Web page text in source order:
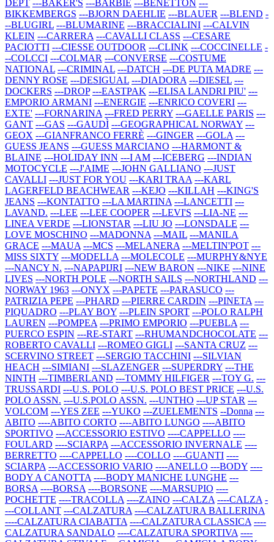
DEPT ---BAKER'S ---BARBIE ---BENETTON ---
BIKKEMBERGS ---BJORN DAEHLIE ---BLAUER ---BLEND -
--BLUGIRL ---BLUMARINE ---BRACCIALINI ---CALVIN
KLEIN ---CARRERA ---CAVALLI CLASS ---CESARE
PACIOTTI ---CIESSE OUTDOOR ---CLINK ---COCCINELLE -
--COLCCI ---COLMAR ---CONVERSE ---COSTUME
NATIONAL ---CRIMINAL ---DATCH ---DE PUTA MADRE ---
DENNY ROSE ---DESIGUAL ---DIADORA ---DIESEL ---
DOCKERS ---DROP ---EASTPAK ---ELISA LANDRI PIU' ---
EMPORIO ARMANI ---ENERGIE ---ENRICO COVERI ---
EXTE' ---FORNARINA ---FRED PERRY ---GAELLE PARIS ---
GANT ---GAS ---GAUDÌ ---GEOGRAPHICAL NORWAY ---
GEOX ---GIANFRANCO FERRÈ ---GINGER ---GOLA ---
GUESS JEANS ---GUESS MARCIANO ---HARMONT &
BLAINE ---HOLIDAY INN ---I AM ---ICEBERG ---INDIAN
MOTOCYCLE ---J'AIME ---JOHN GALLIANO ---JUST
CAVALLI ---JUST FOR YOU ---KARI TRAA ---KARL
LAGERFELD BEACHWEAR ---KEJO ---KILLAH ---KING'S
JEANS ---KONTATTO ---LA MARTINA ---LANCETTI ---
LAVAND. ---LEE ---LEE COOPER ---LEVI'S ---LIA-NE ---
LINEA VERDE ---LIONSTAR ---LIU JO ---LONSDALE ---
LOVE MOSCHINO ---MADONNA ---MAIL ---MANILA
GRACE ---MAUA ---MCS ---MELANERA ---MELTIN'POT ---
MISS SIXTY ---MODELLA ---MOLECOLE ---MURPHY&NYE
---NANCY N. ---NAPAPIJRI ---NEW BARON ---NIKE ---NINE
LIVES ---NORTH POLE ---NORTH SAILS ---NORTHLAND ---
NORWAY 1963 ---ONYX ---PAPETE ---PARASUCO ---
PATRIZIA PEPE ---PHARD ---PIERRE CARDIN ---PINETA ---
PIQUADRO ---PLAY BOY ---PLEIN SPORT ---POLO RALPH
LAUREN ---POMPEA ---PRIMO EMPORIO ---PUEBLA ---
PUERCO ESPIN ---RE-START ---RHUMANDCHOCOLATE ---
ROBERTO CAVALLI ---ROMEO GIGLI ---SANTA CRUZ ---
SCERVINO STREET ---SERGIO TACCHINI ---SILVIAN
HEACH ---SIMIANI ---SLAZENGER ---SUPERDRY ---THE
NINTH ---TIMBERLAND ---TOMMY HILFIGER ---TOY G. ---
TRUSSARDI ---U.S. POLO ---U.S. POLO BEST PRICE ---U.S.
POLO ASSN. ---U.S.POLO ASSN. ---UNTHO ---UP STAR ---
VOLCOM ---YES ZEE ---YUKO ---ZUELEMENTS --Donna ---
ABITO ----ABITO CORTO ----ABITO LUNGO ----ABITO
SPORTIVO ---ACCESSORIO ESTIVO ----CAPPELLO ----
FOULARD ----SCIARPA ---ACCESSORIO INVERNALE ----
BERRETTO ----CAPPELLO ----COLLO ----GUANTI ----
SCIARPA ---ACCESSORIO VARIO ----ANELLO ---BODY ----
BODY A CANOTTA ----BODY MANICHE LUNGHE ---
BORSA ----BORSA ----BORSONE ----MARSUPIO ----
POCHETTE ----TRACOLLA ----ZAINO ---CALZA ----CALZA -
---COLLANT ---CALZATURA ----CALZATURA BALLERINA
----CALZATURA CIABATTA ----CALZATURA CLASSICA ----
CALZATURA SANDALO ----CALZATURA SPORTIVA ----